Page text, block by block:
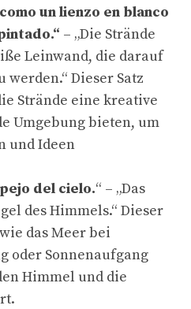
un lienzo en blanco
– „Die Strände
Leinwand, die darauf
Dieser Satz
Strände eine kreative
Umgebung bieten, um
und Ideen
del cielo.“ – „Das
des Himmels.“ Dieser
das Meer bei
oder Sonnenaufgang
Himmel und die